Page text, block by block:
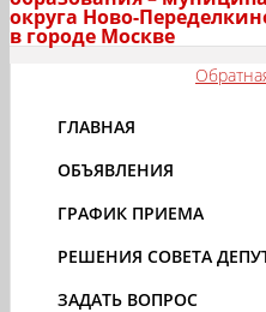
округа Ново-
в городе Москве
ГЛАВНАЯ
ОБЪЯВЛЕНИЯ
ГРАФИК ПРИЕМА
РЕШЕНИЯ СОВЕТА
ЗАДАТЬ ВОПРОС